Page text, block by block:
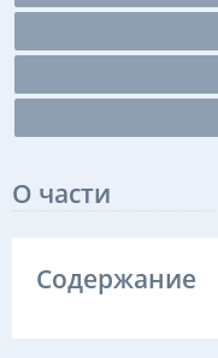
О части
Содержание